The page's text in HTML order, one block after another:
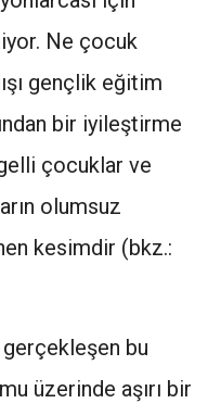
Ne çocuk
gençlik eğitim
bir iyileştirme
çocuklar ve
olumsuz
kesimdir (bkz.:
bu
üzerinde aşırı bir